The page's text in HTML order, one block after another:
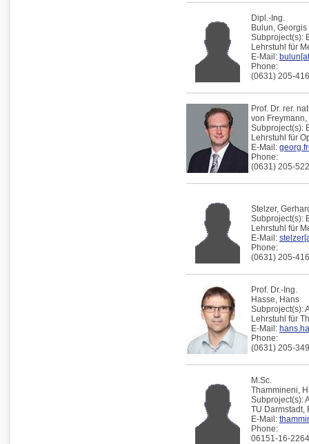
Dipl.-Ing.
Bulun, Georgis
Subproject(s):
Lehrstuhl für
E-Mail:
Phone:
(0631) 205-
Prof. Dr. rer.
von Freymann,
Subproject(s):
Lehrstuhl für
E-Mail:
Phone:
(0631) 205-
Stelzer,
Subproject(s):
Lehrstuhl für
E-Mail:
Phone:
(0631) 205-
Prof. Dr.-Ing.
Hasse, Hans
Subproject(s):
Lehrstuhl für
E-Mail:
Phone:
(0631) 205-
M.Sc.
Thammineni,
Subproject(s):
TU Darmstadt,
E-Mail:
Phone:
06151-16-